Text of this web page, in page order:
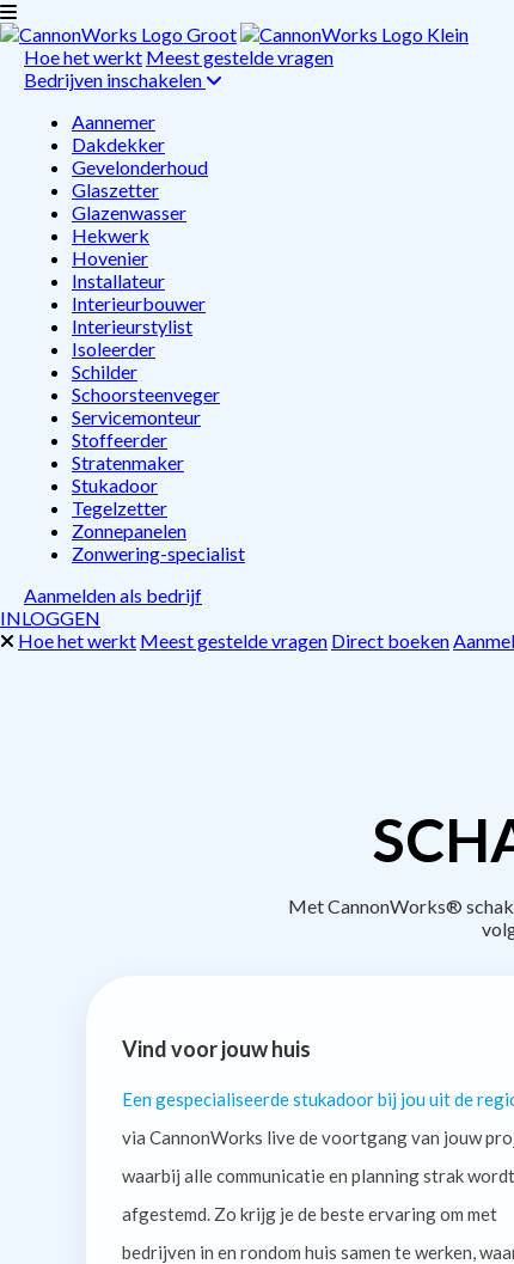
Hoe het werkt Meest gestelde vragen
Bedrijven inschakelen
Aannemer
Dakdekker
Gevelonderhoud
Glaszetter
Glazenwasser
Hekwerk
Hovenier
Installateur
Interieurbouwer
Interieurstylist
Isoleerder
Schilder
Schoorsteenveger
Servicemonteur
Stoffeerder
Stratenmaker
Stukadoor
Tegelzetter
Zonnepanelen
Zonwering-specialist
Aanmelden als bedrijf
INLOGGEN
Hoe het werkt Meest gestelde vragen Direct boeken
Met CannonWorks®
Vind voor jouw huis
Een gespecialiseerde stukadoor bij jou uit de
via CannonWorks live de voortgang van jouw
waarbij alle communicatie en planning strak wordt
afgestemd. Zo krijg je de beste ervaring om met
bedrijven in en rondom huis samen te werken,